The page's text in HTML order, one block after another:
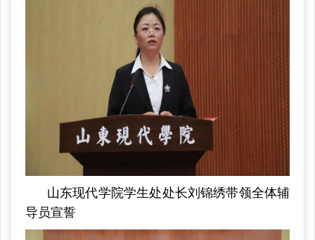
山东现代学院学生处处长刘锦绣带领全体辅
导员宣誓